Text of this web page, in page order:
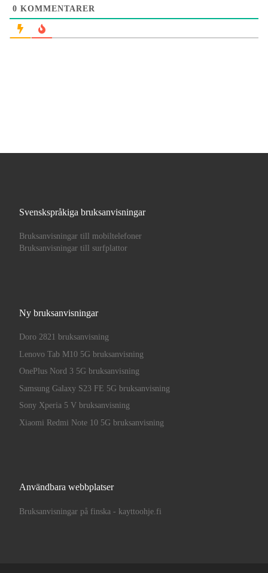
0 KOMMENTARER
Svenskspråkiga bruksanvisningar
Bruksanvisningar till mobiltelefoner
Bruksanvisningar till surfplattor
Ny bruksanvisningar
Doro 2821 bruksanvisning
Lenovo Tab M10 5G bruksanvisning
OnePlus Nord 3 5G bruksanvisning
Samsung Galaxy S23 FE 5G bruksanvisning
Sony Xperia 5 V bruksanvisning
Xiaomi Redmi Note 10 5G bruksanvisning
Användbara webbplatser
Bruksanvisningar på finska - kayttoohje.fi